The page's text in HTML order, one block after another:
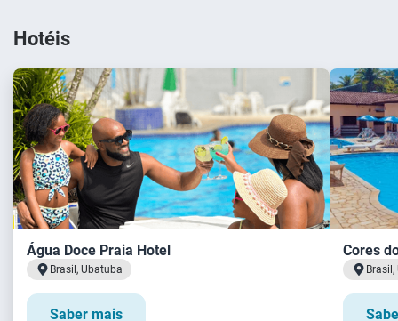
Hotéis
Água Doce Praia Hotel
Brasil, Ubatuba
Saber mais
Cores